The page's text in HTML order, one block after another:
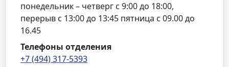
понедельник – четверг с 9:00 до 18:00,
перерыв с 13:00 до 13:45 пятница с 09.00 до
16.45
Телефоны отделения
+7 (494) 317-5393